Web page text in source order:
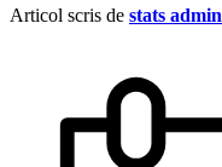
Articol scris de stats admin